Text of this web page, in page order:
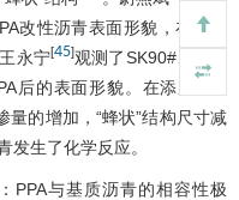
改性沥青表面形貌，在添加
永宁[45]观测了SK90#、镇海
后的表面形貌。在添加PPA
量的增加，“蜂状”结构尺寸减
发生了化学反应。
PPA与基质沥青的相容性极